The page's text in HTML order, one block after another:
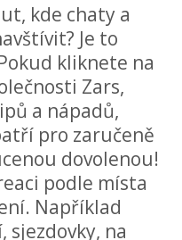
kde chaty a
Je to
kliknete na
Zars,
a nápadů,
pro zaručeně
dovolenou!
podle místa
Například
sjezdovky, na